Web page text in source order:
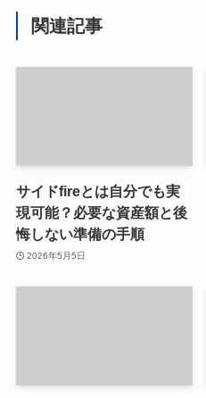
関連記事
サイドfireとは自分でも実
現可能？必要な資産額と後
悔しない準備の手順
2026年5月5日